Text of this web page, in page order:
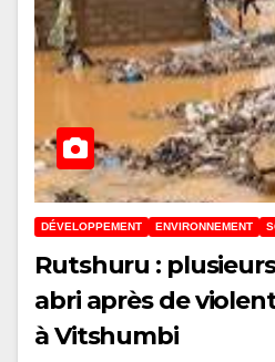
DÉVELOPPEMENT ENVIRONNEMENT
Rutshuru :
abri après de
à Vitshumbi